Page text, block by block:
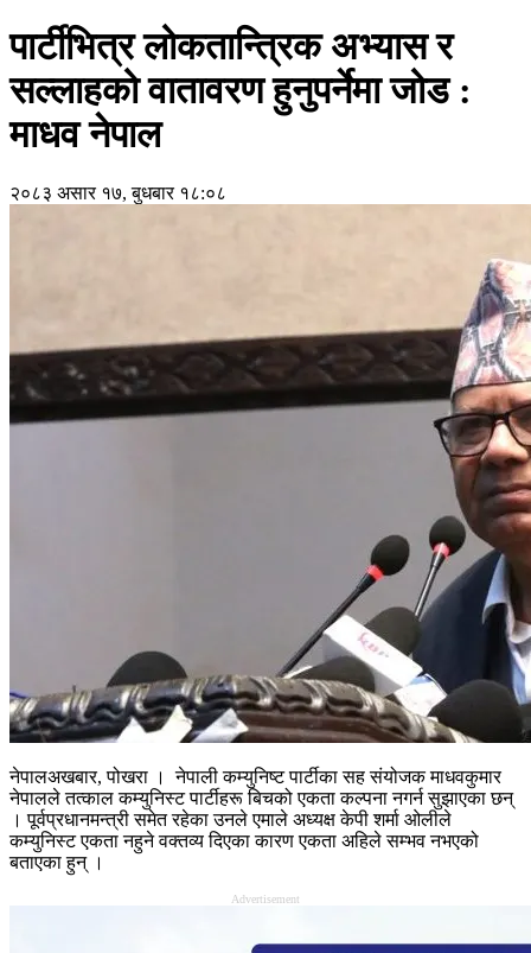
पार्टीभित्र लोकतान्त्रिक अभ्यास र
सल्लाहको वातावरण हुनुपर्नेमा जोड :
माधव नेपाल
२०८३ असार १७, बुधबार १८:०८
नेपालअखबार, पोखरा । नेपाली कम्युनिष्ट पार्टीका सह संयोजक माधवकुमार
नेपालले तत्काल कम्युनिस्ट पार्टीहरू बिचको एकता कल्पना नगर्न सुझाएका छन्
। पूर्वप्रधानमन्त्री समेत रहेका उनले एमाले अध्यक्ष केपी शर्मा ओलीले
कम्युनिस्ट एकता नहुने वक्तव्य दिएका कारण एकता अहिले सम्भव नभएको
बताएका हुन् ।
Advertisement